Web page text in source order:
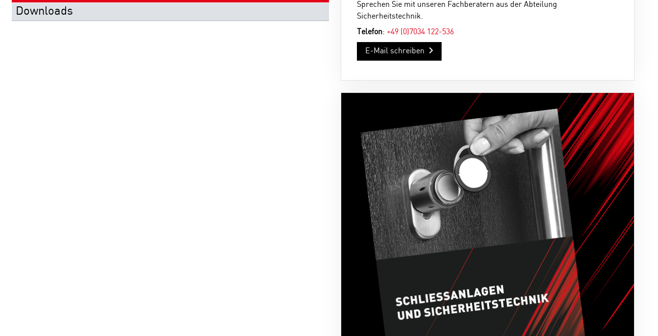
Downloads
Sprechen Sie mit unseren Fachberatern aus der Abteilung
Sicherheitstechnik.
Telefon: +49 (0)7034 122-536
E-Mail schreiben